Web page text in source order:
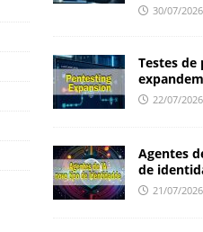
30/07/2026
Testes de
expandem
22/07/2026
Agentes
de
21/07/2026